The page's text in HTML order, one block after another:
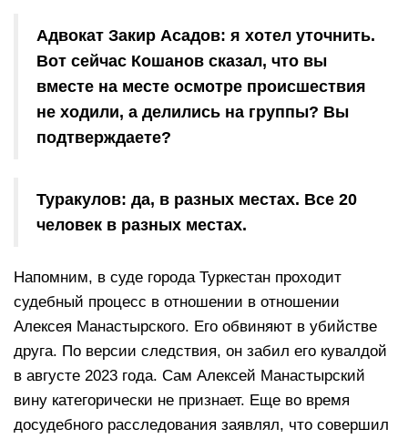
Адвокат Закир Асадов: я хотел уточнить.
Вот сейчас Кошанов сказал, что вы
вместе на месте осмотре происшествия
не ходили, а делились на группы? Вы
подтверждаете?
Туракулов: да, в разных местах. Все 20
человек в разных местах.
Напомним, в суде города Туркестан проходит
судебный процесс в отношении в отношении
Алексея Манастырского. Его обвиняют в убийстве
друга. По версии следствия, он забил его кувалдой
в августе 2023 года. Сам Алексей Манастырский
вину категорически не признает. Еще во время
досудебного расследования заявлял, что совершил